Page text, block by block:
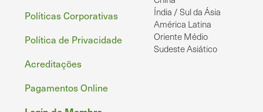
Índia / Sul da Ásia
América Latina
Oriente Médio
Sudeste Asiático
Políticas Corporativas
Política de Privacidade
Acreditações
Pagamentos Online